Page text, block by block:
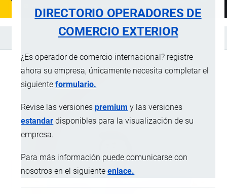
DIRECTORIO OPERADORES DE
COMERCIO EXTERIOR
¿Es operador de comercio internacional? registre
ahora su empresa, únicamente necesita completar el
siguienteformulario.
Revise las versionespremium y las versiones
estandar disponibles para la visualización de su
empresa.
Para más información puede comunicarse con
nosotros en el siguienteenlace.